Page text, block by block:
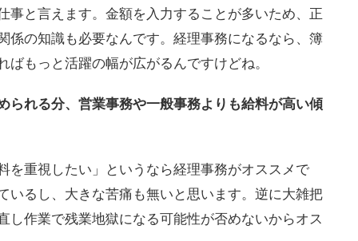
事と言えます。金額を入力することが多いため、正
係の知識も必要なんです。経理事務になるなら、簿
もっと活躍の幅が広がるんですけどね。
られる分、営業事務や一般事務よりも給料が高い傾
を重視したい」というなら経理事務がオススメで
いるし、大きな苦痛も無いと思います。逆に大雑把
し作業で残業地獄になる可能性が否めないからオス